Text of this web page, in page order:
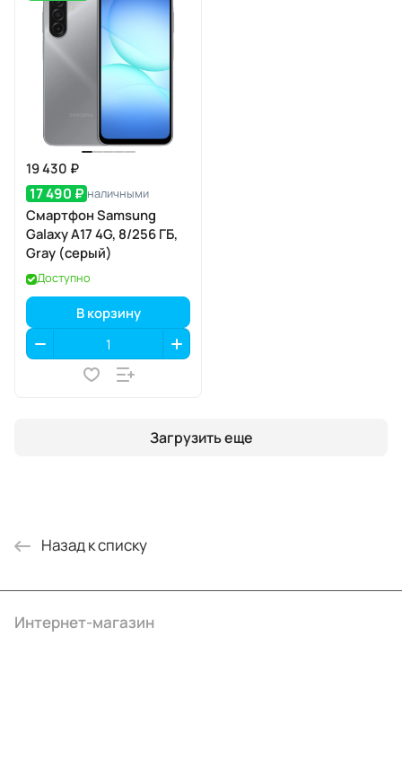
19 430 ₽
17 490 ₽ наличными
Смартфон Samsung
Galaxy A17 4G, 8/256 ГБ,
Gray (серый)
Доступно
В корзину
Загрузить еще
Назад к списку
Интернет-магазин